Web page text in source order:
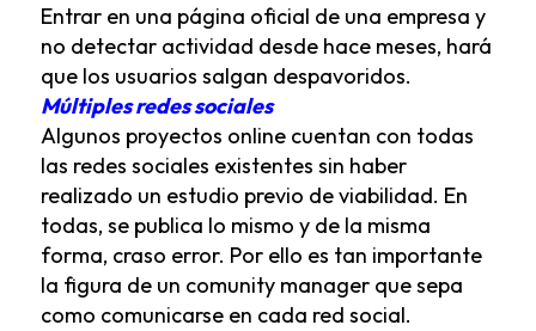
Entrar en una página oficial de una empresa y
no detectar actividad desde hace meses, hará
que los usuarios salgan despavoridos.
Múltiples redes sociales
Algunos proyectos online cuentan con todas
las redes sociales existentes sin haber
realizado un estudio previo de viabilidad. En
todas, se publica lo mismo y de la misma
forma, craso error. Por ello es tan importante
la figura de un comunity manager que sepa
como comunicarse en cada red social.